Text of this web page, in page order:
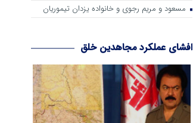
مسعود و مریم رجوی و خانواده یزدان تیموریان
افشای عملکرد مجاهدین خلق